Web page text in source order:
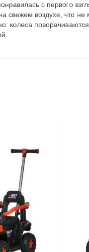
с первого
свежем воздухе, что
колеса